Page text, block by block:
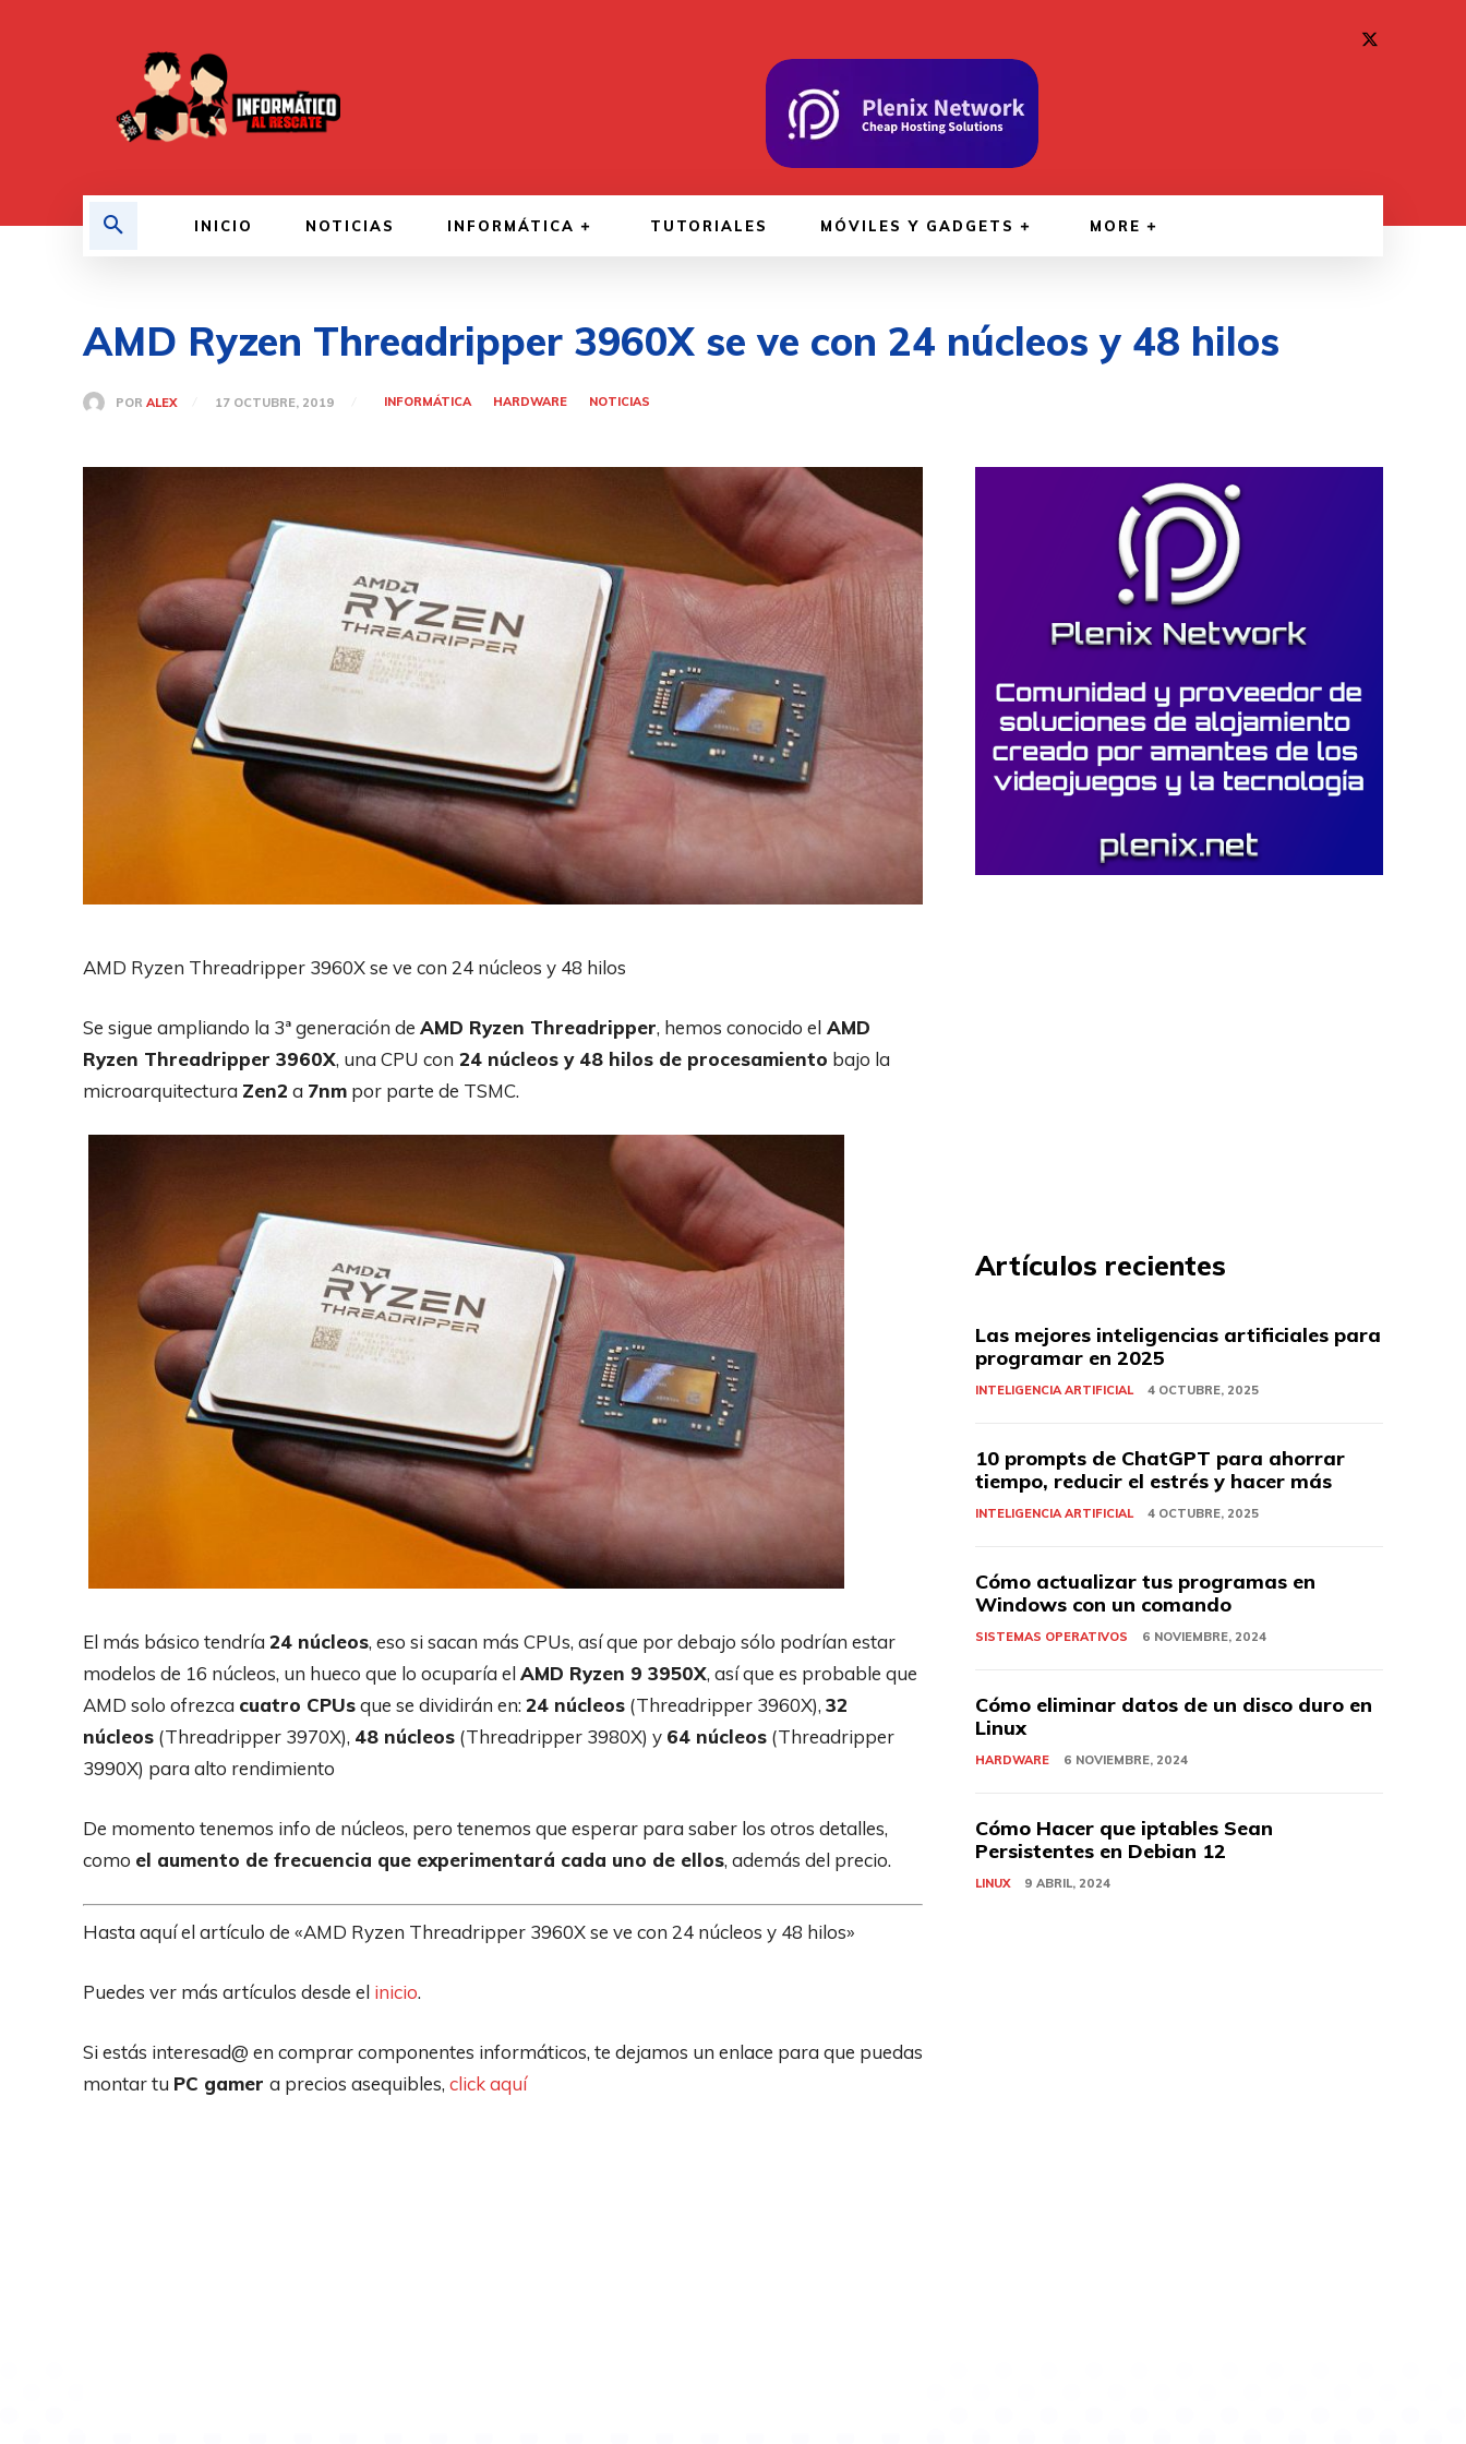
INICIO NOTICIAS INFORMÁTICA TUTORIALES MÓVILES Y GADGETS MORE
AMD Ryzen Threadripper 3960X se ve con 24 núcleos y 48 hilos
POR ALEX 17 OCTUBRE, 2019 INFORMÁTICA HARDWARE NOTICIAS
AMD Ryzen Threadripper 3960X se ve con 24 núcleos y 48 hilos
Se sigue ampliando la 3ª generación de AMD Ryzen Threadripper, hemos conocido el AMD
Ryzen Threadripper 3960X, una CPU con 24 núcleos y 48 hilos de procesamiento bajo la
microarquitectura Zen2 a 7nm por parte de TSMC.
El más básico tendría 24 núcleos, eso si sacan más CPUs, así que por debajo sólo podrían estar
modelos de 16 núcleos, un hueco que lo ocuparía elAMD Ryzen 9 3950X, así que es probable que
AMD solo ofrezca cuatro CPUsque se dividirán en:24 núcleos (Threadripper 3960X), 32
núcleos (Threadripper 3970X), 48 núcleos (Threadripper 3980X) y 64 núcleos (Threadripper
3990X) para alto rendimiento
De momento tenemos info de núcleos, pero tenemos que esperar para saber los otros detalles,
como el aumento de frecuencia que experimentará cada uno de ellos, además del precio.
Hasta aquí el artículo de «AMD Ryzen Threadripper 3960X se ve con 24 núcleos y 48 hilos»
Puedes ver más artículos desde el inicio.
Si estás interesad@ en comprar componentes informáticos, te dejamos un enlace para que puedas
montar tu PC gamer a precios asequibles, click aquí
Artículos recientes
Las mejores inteligencias artificiales para
programar en 2025
INTELIGENCIA ARTIFICIAL 4 OCTUBRE, 2025
10 prompts de ChatGPT para ahorrar
tiempo, reducir el estrés y hacer más
INTELIGENCIA ARTIFICIAL 4 OCTUBRE, 2025
Cómo actualizar tus programas en
Windows con un comando
SISTEMAS OPERATIVOS 6 NOVIEMBRE, 2024
Cómo eliminar datos de un disco duro en
Linux
HARDWARE 6 NOVIEMBRE, 2024
Cómo Hacer que iptables Sean
Persistentes en Debian 12
LINUX 9 ABRIL, 2024